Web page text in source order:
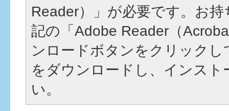
Reader）」が必要です。お
記の「Adobe Reader（
ンロードボタンをクリック
をダウンロードし、インスト
い。